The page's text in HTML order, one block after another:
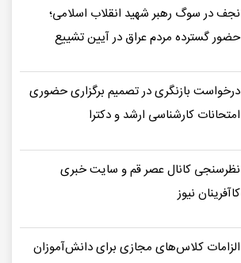
نجف در سوگ رهبر شهید انقلاب اسلامی؛
حضور گسترده مردم عراق در آیین تشییع
درخواست بازنگری در تصمیم برگزاری حضوری
امتحانات کارشناسی ارشد و دکترا
نظرسنجی کانال عصر قم و سایت خبری
کاآفرینان نیوز
الزامات کلاس‌های مجازی برای دانش‌آموزان